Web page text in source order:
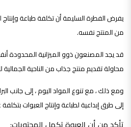
يفرض الفطرة السليمة أن تكلفة طباعة وإنتاج
من المنتج نفسه.
قد يجد المصنعون ذوو الميزانية المحدودة
محاولة تقديم منتج جذاب من الناحية
ومع ذلك ، مع تنوع المواد اليوم ، إلى جانب
إلى طرق إبداعية لطباعة وإنتاج العبوات بتكلفة